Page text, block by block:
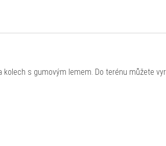
s gumovým lemem. Do terénu můžete